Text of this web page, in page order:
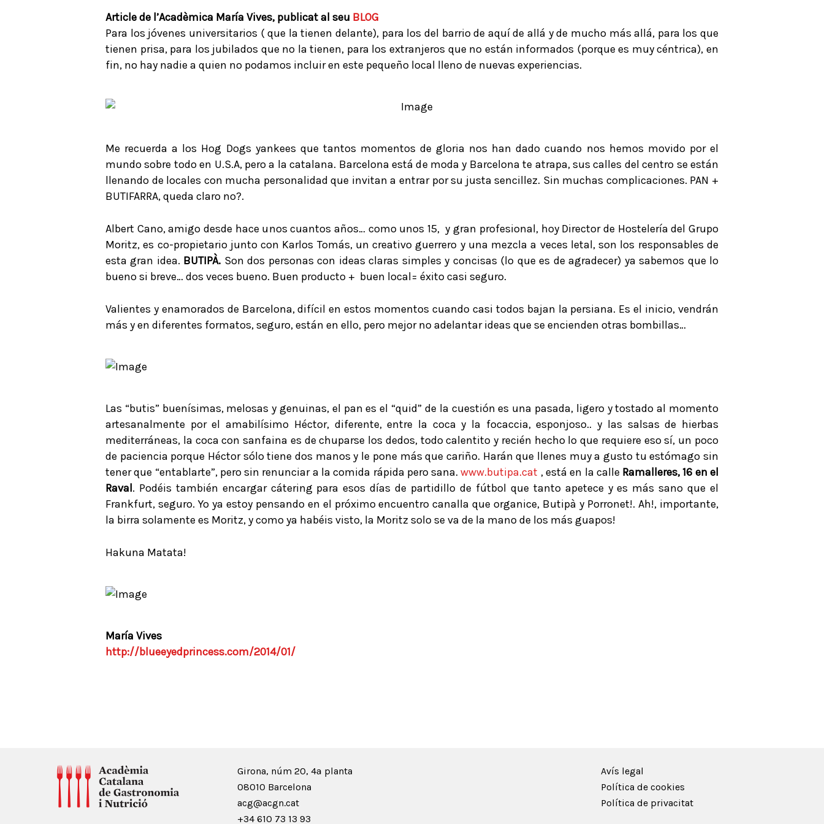
Article de l’Acadèmica María Vives, publicat al seu BLOG
Para los jóvenes universitarios ( que la tienen delante), para los del barrio de aquí de allá y de mucho más allá, para los que
tienen prisa, para los jubilados que no la tienen, para los extranjeros que no están informados (porque es muy céntrica), en
fin, no hay nadie a quien no podamos incluir en este pequeño local lleno de nuevas experiencias.
Me recuerda a los Hog Dogs yankees que tantos momentos de gloria nos han dado cuando nos hemos movido por el
mundo sobre todo en U.S.A, pero a la catalana. Barcelona está de moda y Barcelona te atrapa, sus calles del centro se están
llenando de locales con mucha personalidad que invitan a entrar por su justa sencillez. Sin muchas complicaciones. PAN +
BUTIFARRA, queda claro no?.
Albert Cano, amigo desde hace unos cuantos años… como unos 15, y gran profesional, hoy Director de Hostelería del Grupo
Moritz, es co-propietario junto con Karlos Tomás, un creativo guerrero y una mezcla a veces letal, son los responsables de
esta gran idea. BUTIPÀ. Son dos personas con ideas claras simples y concisas (lo que es de agradecer) ya sabemos que lo
bueno si breve… dos veces bueno. Buen producto + buen local= éxito casi seguro.
Valientes y enamorados de Barcelona, difícil en estos momentos cuando casi todos bajan la persiana. Es el inicio, vendrán
más y en diferentes formatos, seguro, están en ello, pero mejor no adelantar ideas que se encienden otras bombillas…
Las “butis” buenísimas, melosas y genuinas, el pan es el “quid” de la cuestión es una pasada, ligero y tostado al momento
artesanalmente por el amabilísimo Héctor, diferente, entre la coca y la focaccia, esponjoso.. y las salsas de hierbas
mediterráneas, la coca con sanfaina es de chuparse los dedos, todo calentito y recién hecho lo que requiere eso sí, un poco
de paciencia porque Héctor sólo tiene dos manos y le pone más que cariño. Harán que llenes muy a gusto tu estómago sin
tener que “entablarte”, pero sin renunciar a la comida rápida pero sana.www.butipa.cat , está en la calle Ramalleres, 16 en el
Raval. Podéis también encargar cátering para esos días de partidillo de fútbol que tanto apetece y es más sano que el
Frankfurt, seguro. Yo ya estoy pensando en el próximo encuentro canalla que organice, Butipà y Porronet!. Ah!, importante,
la birra solamente es Moritz, y como ya habéis visto, la Moritz solo se va de la mano de los más guapos!
Hakuna Matata!
María Vives
http://blueeyedprincess.com/2014/01/
Girona, núm 20, 4ª planta
08010 Barcelona
acg@acgn.cat
+34 610 73 13 93
Avís legal
Política de cookies
Política de privacitat